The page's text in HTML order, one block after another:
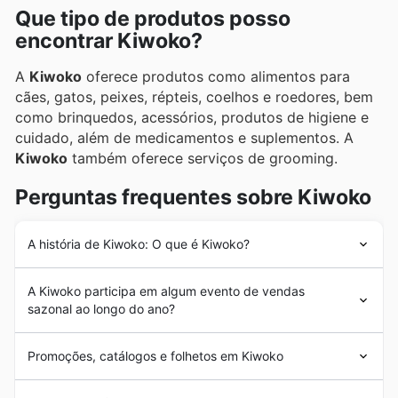
Que tipo de produtos posso
encontrar Kiwoko?
A Kiwoko oferece produtos como alimentos para
cães, gatos, peixes, répteis, coelhos e roedores, bem
como brinquedos, acessórios, produtos de higiene e
cuidado, além de medicamentos e suplementos. A
Kiwoko também oferece serviços de grooming.
Perguntas frequentes sobre Kiwoko
A história de Kiwoko: O que é Kiwoko?
de 25 anos de experiência, com sede na cidade de
Lisboa. Graças ao sucesso e reconhecimento dos seus
clientes, aKiwokocresceu e expandiu-se por todo o
país e atualmente opera 180 lojas. Desta forma, a
Kiwoko
tornou-se líder no sector, oferecendo os mais
A Kiwoko participa em algum evento de vendas
sazonal ao longo do ano?
promoções sazonais ao longo do ano em Portugal,
oferecendodescontos Kiwokoepromoções Kiwoko
Promoções, catálogos e folhetos em Kiwoko